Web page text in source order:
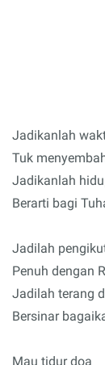
Jadikanlah
Tuk
Jadikanlah
Berarti bagi
Jadilah
Penuh dengan
Jadilah terang
Bersinar
Mau tidur doa